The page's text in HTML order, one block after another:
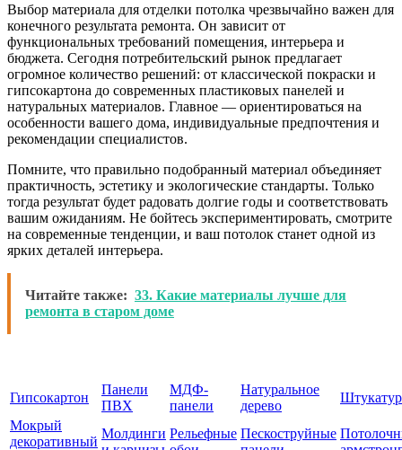
Выбор материала для отделки потолка чрезвычайно важен для
конечного результата ремонта. Он зависит от
функциональных требований помещения, интерьера и
бюджета. Сегодня потребительский рынок предлагает
огромное количество решений: от классической покраски и
гипсокартона до современных пластиковых панелей и
натуральных материалов. Главное — ориентироваться на
особенности вашего дома, индивидуальные предпочтения и
рекомендации специалистов.
Помните, что правильно подобранный материал объединяет
практичность, эстетику и экологические стандарты. Только
тогда результат будет радовать долгие годы и соответствовать
вашим ожиданиям. Не бойтесь экспериментировать, смотрите
на современные тенденции, и ваш потолок станет одной из
ярких деталей интерьера.
Читайте также: 33. Какие материалы лучше для
ремонта в старом доме
Гипсокартон
Панели
ПВХ
МДФ-
панели
Натуральное
дерево
Мокрый
декоративный
Молдинги Рельефные Пескоструйные